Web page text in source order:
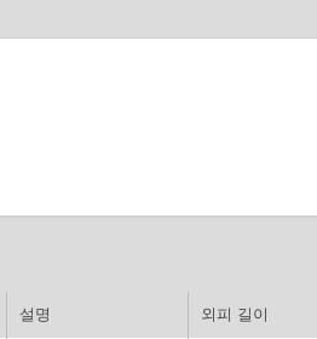
설명 외피 길이